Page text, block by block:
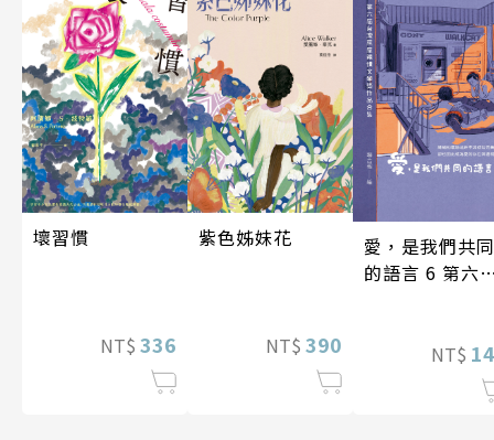
壞習慣
NT$ 336
紫色姊妹花
NT$ 390
愛，是我們共同
的語言 6 第六
NT$